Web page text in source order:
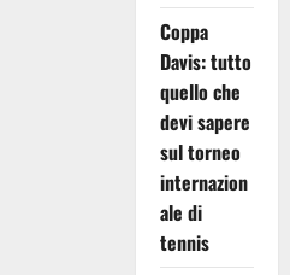
Coppa
Davis: tutto
quello che
devi sapere
sul torneo
internazion
ale di
tennis